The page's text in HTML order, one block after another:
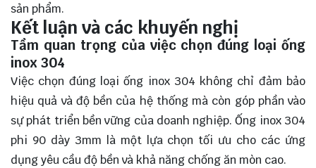
sản phẩm.
Kết luận và các khuyến nghị
Tầm quan trọng của việc chọn đúng loại ống
inox 304
Việc chọn đúng loại ống inox 304 không chỉ đảm bảo
hiệu quả và độ bền của hệ thống mà còn góp phần vào
sự phát triển bền vững của doanh nghiệp. Ống inox 304
phi 90 dày 3mm là một lựa chọn tối ưu cho các ứng
dụng yêu cầu độ bền và khả năng chống ăn mòn cao.